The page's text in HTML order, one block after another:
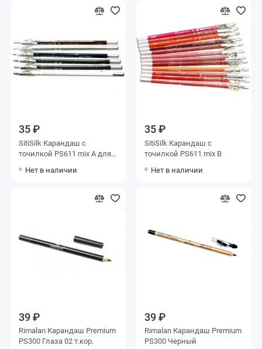
35 ₽
SitiSilk Карандаш с
точилкой PS611 mix A для
Нет в наличии
35 ₽
SitiSilk Карандаш с
точилкой PS611 mix B
Нет в наличии
39 ₽
Rimalan Карандаш Premium
PS300 Глаза 02 т.кор.
39 ₽
Rimalan Карандаш Premium
PS300 Черный